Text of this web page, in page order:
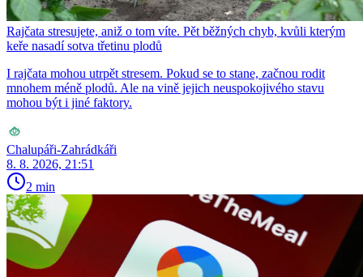
Rajčata stresujete, aniž o tom víte. Pět běžných chyb, kvůli kterým
keře nasadí sotva třetinu plodů
I rajčata mohou utrpět stresem. Pokud se to stane, začnou rodit
mnohem méně plodů. Ale na vině jejich neuspokojivého stavu
mohou být i jiné faktory.
Chalupáři-Zahrádkáři
8. 8. 2026, 21:51
2 min